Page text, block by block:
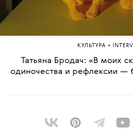
КУЛЬТУРА •
Татьяна Бродач: «В моих
одиночества и рефлексии —